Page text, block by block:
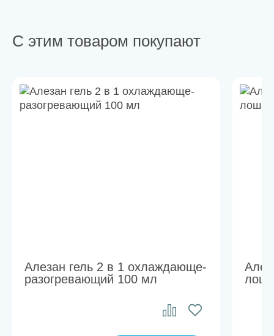
С этим товаром покупают
Алезан гель 2 в 1 охлаждающе-
разогревающий 100 мл